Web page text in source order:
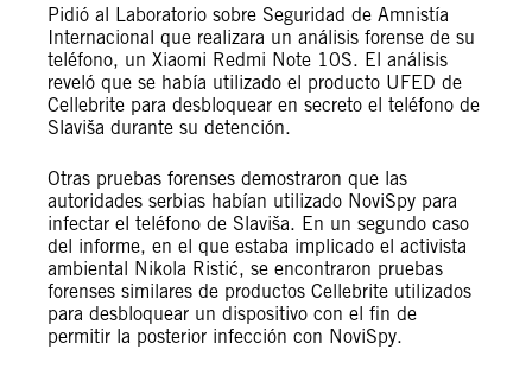
Pidió al Laboratorio sobre Seguridad de Amnistía
Internacional que realizara un análisis forense de su
teléfono, un Xiaomi Redmi Note 10S. El análisis
reveló que se había utilizado el producto UFED de
Cellebrite para desbloquear en secreto el teléfono de
Slaviša durante su detención.
Otras pruebas forenses demostraron que las
autoridades serbias habían utilizado NoviSpy para
infectar el teléfono de Slaviša. En un segundo caso
del informe, en el que estaba implicado el activista
ambiental Nikola Ristić, se encontraron pruebas
forenses similares de productos Cellebrite utilizados
para desbloquear un dispositivo con el fin de
permitir la posterior infección con NoviSpy.